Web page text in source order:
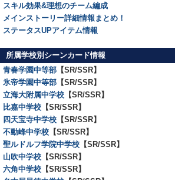
スキル効果&理想のチーム編成
メインストーリー詳細情報まとめ！
ステータスUPアイテム情報
所属学校別シーンカード情報
青春学園中等部 【SR/SSR】
氷帝学園中等部 【SR/SSR】
立海大附属中学校 【SR/SSR】
比嘉中学校 【SR/SSR】
四天宝寺中学校 【SR/SSR】
不動峰中学校 【SR/SSR】
聖ルドルフ学院中学校 【SR/SSR】
山吹中学校 【SR/SSR】
六角中学校 【SR/SSR】